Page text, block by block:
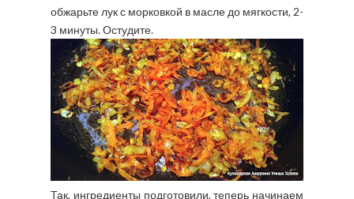
обжарьте лук с морковкой в масле до мягкости, 2-
3 минуты. Остудите.
Так, ингредиенты подготовили, теперь начинаем